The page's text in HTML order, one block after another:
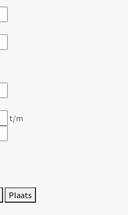
t/m
Plaats